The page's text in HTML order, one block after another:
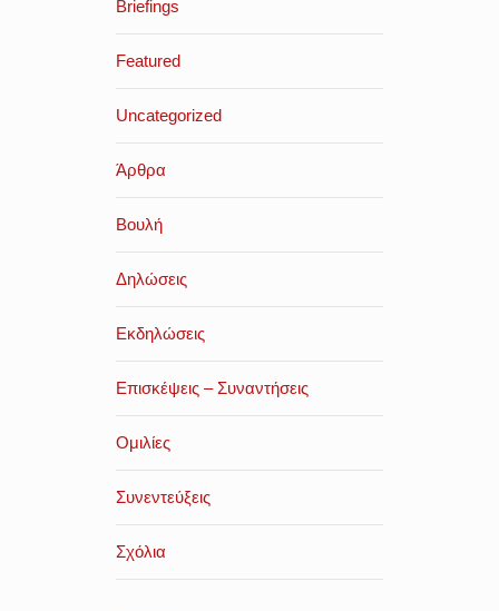
Briefings
Featured
Uncategorized
Άρθρα
Βουλή
Δηλώσεις
Εκδηλώσεις
Επισκέψεις – Συναντήσεις
Ομιλίες
Συνεντεύξεις
Σχόλια